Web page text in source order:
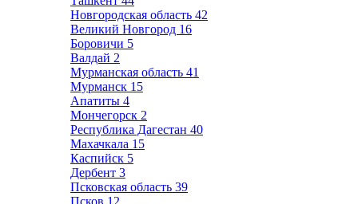
Новгородская область 42
Великий Новгород 16
Боровичи 5
Валдай 2
Мурманская область 41
Мурманск 15
Апатиты 4
Мончегорск 2
Республика Дагестан 40
Махачкала 15
Каспийск 5
Дербент 3
Псковская область 39
Псков 12